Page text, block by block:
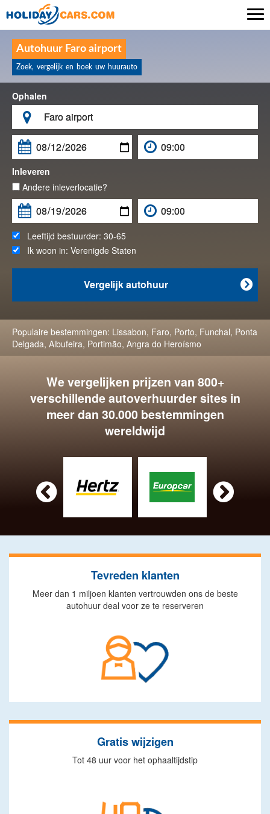
Autohuur Faro airport
Zoek, vergelijk en boek uw huurauto
Ophalen


Inleveren
Andere inleverlocatie?
Leeftijd bestuurder: 30-65
Ik woon in: Verenigde Staten

Vergelijk autohuur
Populaire bestemmingen: Lissabon, Faro, Porto, Funchal, Ponta
Delgada, Albufeira, Portimão, Angra do Heroísmo
We vergelijken prijzen van 800+
verschillende autoverhuurder sites in
meer dan 30.000 bestemmingen
wereldwijd
 
Tevreden klanten
Meer dan 1 miljoen klanten vertrouwden ons de beste
autohuur deal voor ze te reserveren
Gratis wijzigen
Tot 48 uur voor het ophaaltijdstip